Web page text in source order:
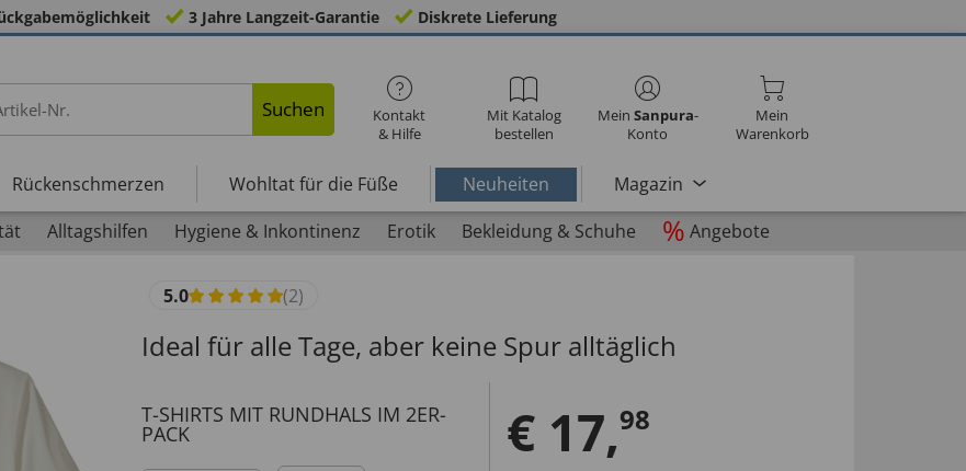
3 Jahre Langzeit-Garantie Diskrete Lieferung
Suchen
Kontakt
& Hilfe
Mit Katalog
bestellen
Mein Sanpura-
Konto
Mein
Warenkorb
Rückenschmerzen Wohltat für die Füße Neuheiten
Magazin
Alltagshilfen Hygiene & Inkontinenz Erotik Bekleidung & Schuhe % Angebote
5.0 (2)
Ideal für alle Tage, aber keine Spur alltäglich
T-SHIRTS MIT RUNDHALS IM 2ER-
PACK € 17,98